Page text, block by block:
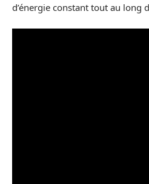
d’énergie constant tout au long